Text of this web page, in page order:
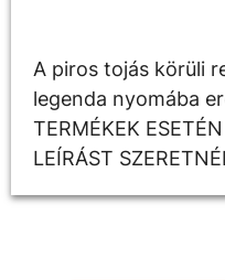
A piros tojás körüli
legenda nyomába
TERMÉKEK
LEÍRÁST